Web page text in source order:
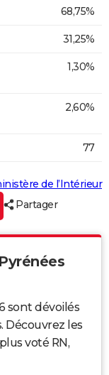
68,75%
31,25%
1,30%
2,60%
77
de l’Intérieur
Partager
sont dévoilés
Découvrez les
voté RN,